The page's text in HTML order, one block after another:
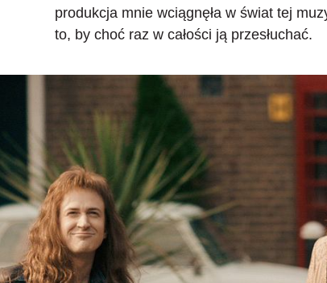
produkcja mnie wciągnęła w świat tej
to, by choć raz w całości ją przesłuchać.